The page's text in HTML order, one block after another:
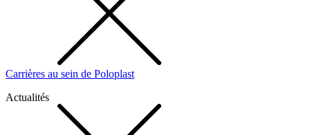
Carrières au sein de Poloplast
Actualités